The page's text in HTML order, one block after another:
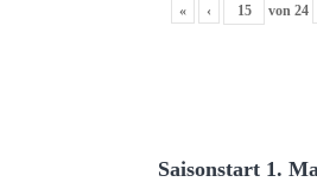
« ‹ von 24
Saisonstart 1.